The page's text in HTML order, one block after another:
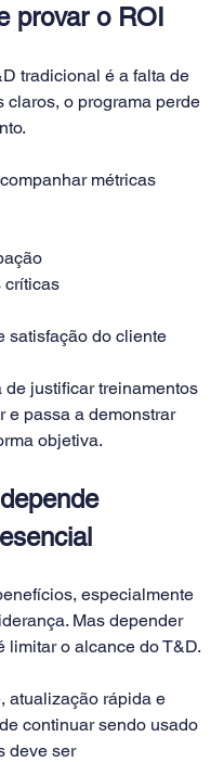
provar o ROI
tradicional é a falta de
claros, o programa perde
métricas
críticas
satisfação do cliente
justificar treinamentos
e passa a demonstrar
objetiva.
especialmente
Mas depender
limitar o alcance do T&D.
atualização rápida e
continuar sendo usado
deve ser